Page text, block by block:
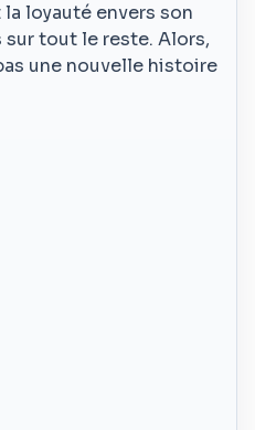
loyauté envers son
sur tout le reste. Alors,
une nouvelle histoire